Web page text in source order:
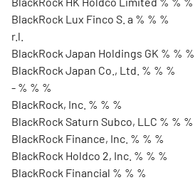
BlackRock Lux Finco S. a % % %
r.l.
BlackRock Japan Holdings GK % % %
BlackRock Japan Co., Ltd. % % %
- % % %
BlackRock, Inc. % % %
BlackRock Saturn Subco, LLC % % %
BlackRock Finance, Inc. % % %
BlackRock Holdco 2, Inc. % % %
BlackRock Financial % % %